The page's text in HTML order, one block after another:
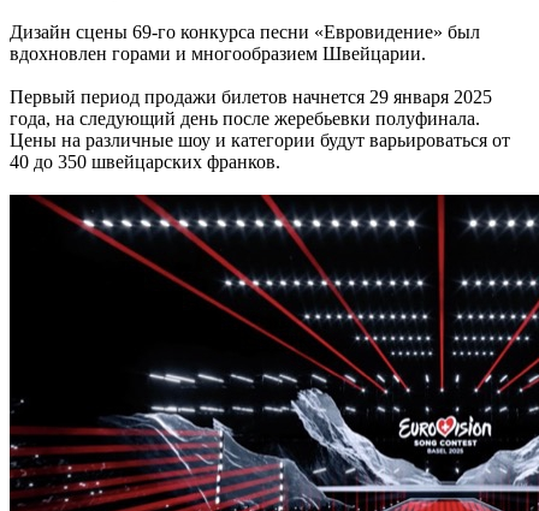
Дизайн сцены 69-го конкурса песни «Евровидение» был
вдохновлен горами и многообразием Швейцарии.
Первый период продажи билетов начнется 29 января 2025
года, на следующий день после жеребьевки полуфинала.
Цены на различные шоу и категории будут варьироваться от
40 до 350 швейцарских франков.